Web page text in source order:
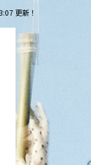
更新！